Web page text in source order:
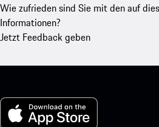
Wie zufrieden sind Sie mit den auf
Informationen?
Jetzt Feedback geben